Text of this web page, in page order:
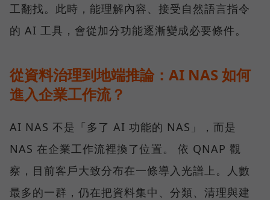
工翻找。此時，能理解內容、接受自然語言指令
的 AI 工具，會從加分功能逐漸變成必要條件。
從資料治理到地端推論：AI NAS 如何
進入企業工作流？
AI NAS 不是「多了 AI 功能的 NAS」，而是
NAS 在企業工作流裡換了位置。 依 QNAP 觀
察，目前客戶大致分布在一條導入光譜上。人數
最多的一群，仍在把資料集中、分類、清理與建